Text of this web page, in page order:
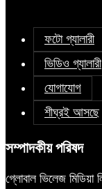
ফটো গ্যালারী
ভিডিও গ্যালারী
যোগাযোগ
শীঘ্রই আসছে
সম্পাদকীয় পরিষদ
গ্লোবাল ভিলেজ